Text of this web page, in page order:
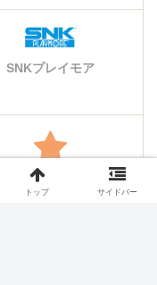
SNKプレイモア
その他のメーカー
トップ サイドバー